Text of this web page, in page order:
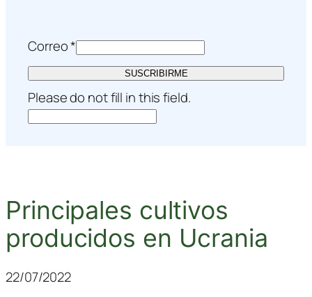
Correo*
SUSCRIBIRME
Please do not fill in this field.
Principales cultivos
producidos en Ucrania
22/07/2022